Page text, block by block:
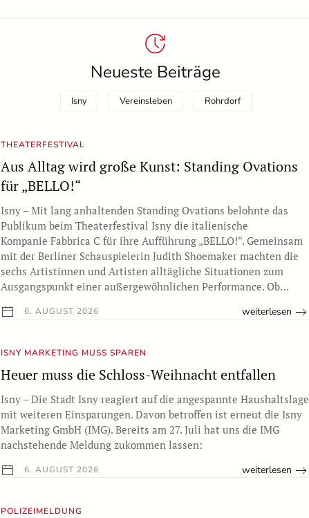
Neueste Beiträge
Isny Vereinsleben Rohrdorf
THEATERFESTIVAL
Aus Alltag wird große Kunst: Standing Ovations
für „BELLO!“
Isny – Mit lang anhaltenden Standing Ovations belohnte das
Publikum beim Theaterfestival Isny die italienische
Kompanie Fabbrica C für ihre Aufführung „BELLO!“. Gemeinsam
mit der Berliner Schauspielerin Judith Shoemaker machten die
sechs Artistinnen und Artisten alltägliche Situationen zum
Ausgangspunkt einer außergewöhnlichen Performance. Ob…
6. AUGUST 2026 weiterlesen
ISNY MARKETING MUSS SPAREN
Heuer muss die Schloss-Weihnacht entfallen
Isny – Die Stadt Isny reagiert auf die angespannte Haushaltslage
mit weiteren Einsparungen. Davon betroffen ist erneut die Isny
Marketing GmbH (IMG). Bereits am 27. Juli hat uns die IMG
nachstehende Meldung zukommen lassen:
6. AUGUST 2026 weiterlesen
POLIZEIMELDUNG